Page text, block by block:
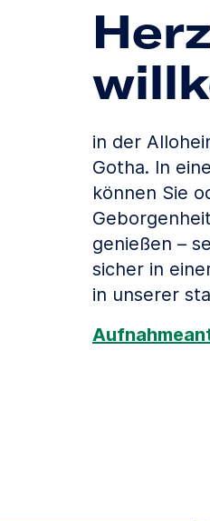
in der
Gotha. In
können Sie
genießen –
sicher in
in unserer